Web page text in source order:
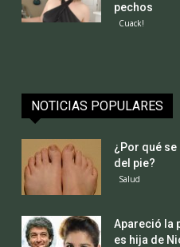
pechos
Cuack!
NOTICIAS POPULARES
¿Por qué
del pie?
Salud
Apareció la
es hija de